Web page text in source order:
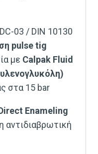
03 / DIN 10130
pulse tig
με Calpak Fluid
στα 15 bar
Enameling
αντιδιαβρωτική